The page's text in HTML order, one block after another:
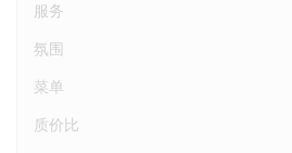
服务
氛围
菜单
质价比